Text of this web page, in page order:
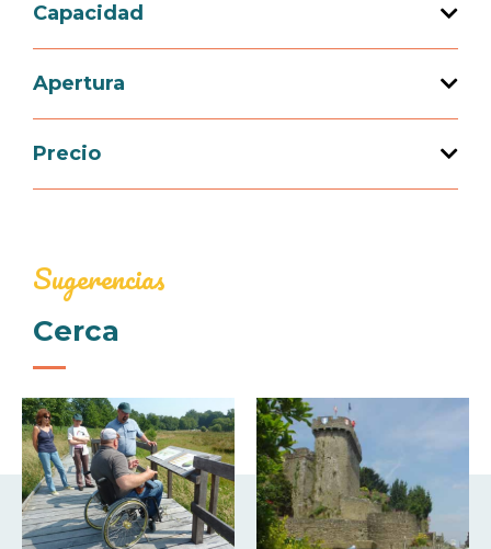
Capacidad
Capacidad de acogida total : 5 persona(s)
Apertura
Apertura del 01 abril 2026 al 30 septiembre
2026
Precio
Cheques bancarios y postales Efectivo
Sugerencias
Cerca